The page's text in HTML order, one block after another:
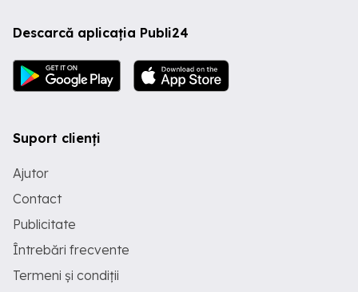
Descarcă aplicația Publi24
Suport clienți
Ajutor
Contact
Publicitate
Întrebări frecvente
Termeni și condiții